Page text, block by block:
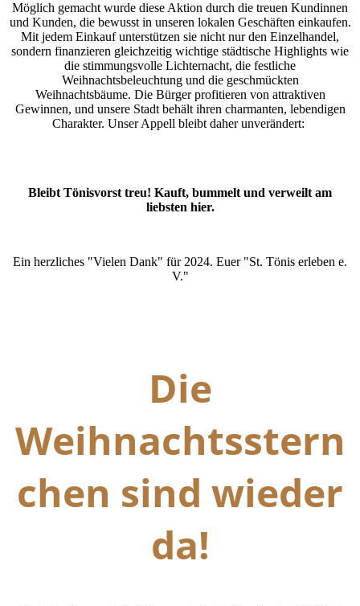
Möglich gemacht wurde diese Aktion durch die treuen Kundinnen
und Kunden, die bewusst in unseren lokalen Geschäften einkaufen.
Mit jedem Einkauf unterstützen sie nicht nur den Einzelhandel,
sondern finanzieren gleichzeitig wichtige städtische Highlights wie
die stimmungsvolle Lichternacht, die festliche
Weihnachtsbeleuchtung und die geschmückten
Weihnachtsbäume. Die Bürger profitieren von attraktiven
Gewinnen, und unsere Stadt behält ihren charmanten, lebendigen
Charakter. Unser Appell bleibt daher unverändert:
Bleibt Tönisvorst treu! Kauft, bummelt und verweilt am
liebsten hier.
Ein herzliches "Vielen Dank" für 2024. Euer "St. Tönis erleben e.
V."
Die
Weihnachtsstern
chen sind wieder
da!